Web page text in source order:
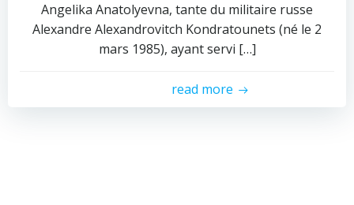
Angelika Anatolyevna, tante du militaire russe
Alexandre Alexandrovitch Kondratounets (né le 2
mars 1985), ayant servi […]
read more